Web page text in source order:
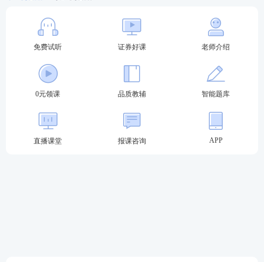
免费试听 证券好课 老师介绍
0元领课 品质教辅 智能题库
直播课堂 报课咨询 APP